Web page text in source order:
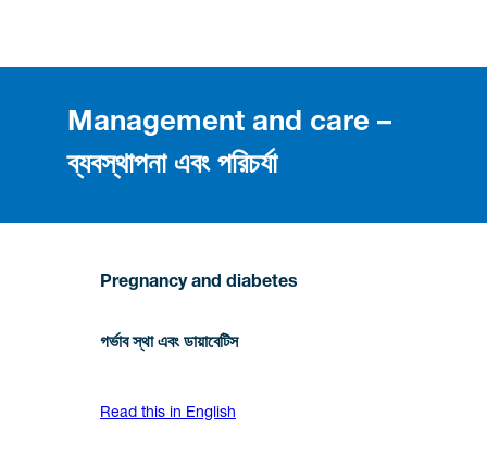
Management and care –
ব্যবস্থাপনা এবং পরিচর্যা
Pregnancy and diabetes
গর্ভাব স্থা এবং ডায়াবেটিস
Read this in English